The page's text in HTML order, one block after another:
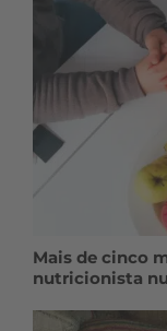
Mais de cinco
nutricionista